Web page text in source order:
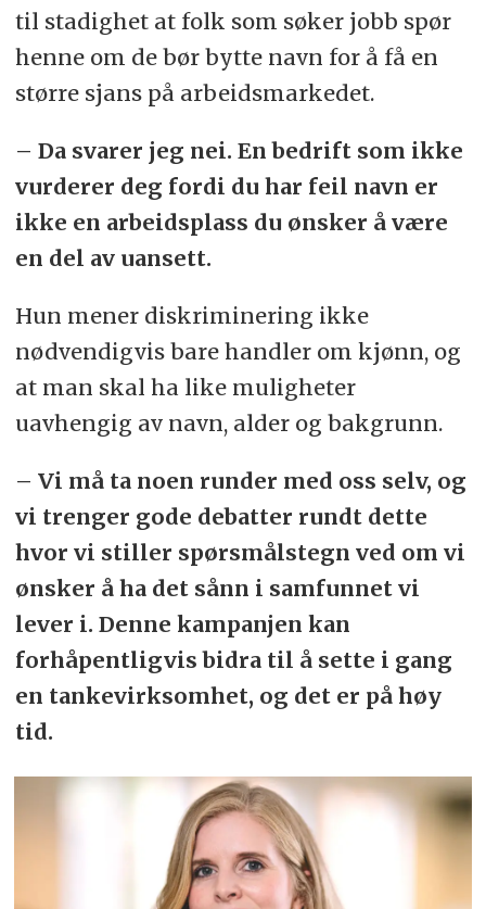
til stadighet at folk som søker jobb spør
henne om de bør bytte navn for å få en
større sjans på arbeidsmarkedet.
– Da svarer jeg nei. En bedrift som ikke
vurderer deg fordi du har feil navn er
ikke en arbeidsplass du ønsker å være
en del av uansett.
Hun mener diskriminering ikke
nødvendigvis bare handler om kjønn, og
at man skal ha like muligheter
uavhengig av navn, alder og bakgrunn.
– Vi må ta noen runder med oss selv, og
vi trenger gode debatter rundt dette
hvor vi stiller spørsmålstegn ved om vi
ønsker å ha det sånn i samfunnet vi
lever i. Denne kampanjen kan
forhåpentligvis bidra til å sette i gang
en tankevirksomhet, og det er på høy
tid.